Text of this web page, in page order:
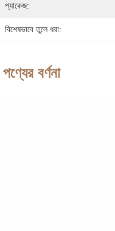
প্যাকেজ:
বিশেষভাবে তুলে ধরা:
পণ্যের বর্ণনা